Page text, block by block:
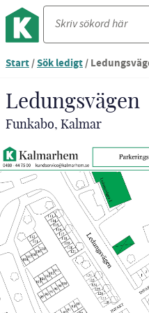
Start/Sök ledigt/
Ledungsvägen
Funkabo, Kalmar